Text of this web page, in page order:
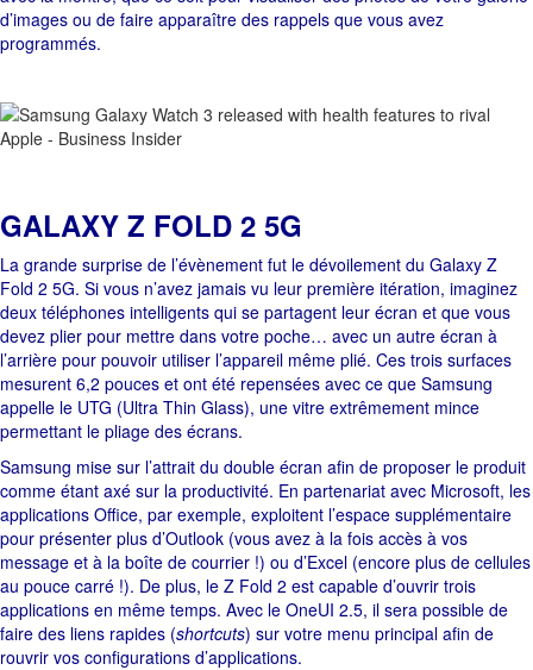
d’images ou de faire apparaître des rappels que vous avez
programmés.
GALAXY Z FOLD 2 5G
La grande surprise de l’évènement fut le dévoilement du Galaxy Z
Fold 2 5G. Si vous n’avez jamais vu leur première itération, imaginez
deux téléphones intelligents qui se partagent leur écran et que vous
devez plier pour mettre dans votre poche… avec un autre écran à
l’arrière pour pouvoir utiliser l’appareil même plié. Ces trois surfaces
mesurent 6,2 pouces et ont été repensées avec ce que Samsung
appelle le UTG (Ultra Thin Glass), une vitre extrêmement mince
permettant le pliage des écrans.
Samsung mise sur l’attrait du double écran afin de proposer le produit
comme étant axé sur la productivité. En partenariat avec Microsoft, les
applications Office, par exemple, exploitent l’espace supplémentaire
pour présenter plus d’Outlook (vous avez à la fois accès à vos
message et à la boîte de courrier !) ou d’Excel (encore plus de cellules
au pouce carré !). De plus, le Z Fold 2 est capable d’ouvrir trois
applications en même temps. Avec le OneUI 2.5, il sera possible de
faire des liens rapides (shortcuts) sur votre menu principal afin de
rouvrir vos configurations d’applications.